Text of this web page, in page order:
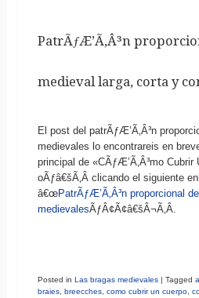
PatrÃƒÆ’Ã‚Â³n
medieval larga, corta y
El post del patrÃƒÆ’Ã‚Â³n
medievales lo encontrareis en
principal de «CÃƒÆ’Ã‚Â³mo Cubrir
oÃƒâ€šÃ‚Â clicando el siguiente
â€œPatrÃƒÆ’Ã‚Â³n proporcional
medievalesÃƒÂ¢Ã¢â€šÂ¬Ã‚Â.
Posted in Las bragas medievales | Tagged
braies, breecches, como cubrir un cuerpo,